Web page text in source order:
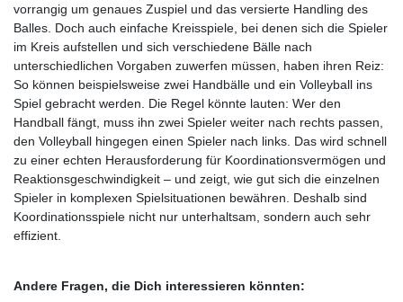
vorrangig um genaues Zuspiel und das versierte Handling des
Balles. Doch auch einfache Kreisspiele, bei denen sich die Spieler
im Kreis aufstellen und sich verschiedene Bälle nach
unterschiedlichen Vorgaben zuwerfen müssen, haben ihren Reiz:
So können beispielsweise zwei Handbälle und ein Volleyball ins
Spiel gebracht werden. Die Regel könnte lauten: Wer den
Handball fängt, muss ihn zwei Spieler weiter nach rechts passen,
den Volleyball hingegen einen Spieler nach links. Das wird schnell
zu einer echten Herausforderung für Koordinationsvermögen und
Reaktionsgeschwindigkeit – und zeigt, wie gut sich die einzelnen
Spieler in komplexen Spielsituationen bewähren. Deshalb sind
Koordinationsspiele nicht nur unterhaltsam, sondern auch sehr
effizient.
Andere Fragen, die Dich interessieren könnten: